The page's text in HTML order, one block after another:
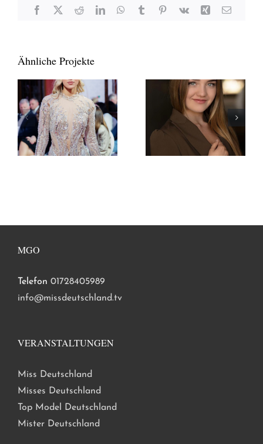
Facebook
X RedditLinkedInWhatsApp
TumblrPinterest
Vk Xing E-
Ähnliche Projekte
MGO
Telefon 01728405989
info@missdeutschland.tv
VERANSTALTUNGEN
Miss Deutschland
Misses Deutschland
Top Model Deutschland
Mister Deutschland